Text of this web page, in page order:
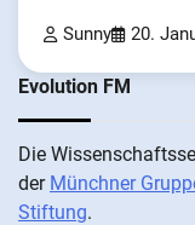
Sunny 20.
Evolution FM
Die
der Münch­ner
Stiftung.